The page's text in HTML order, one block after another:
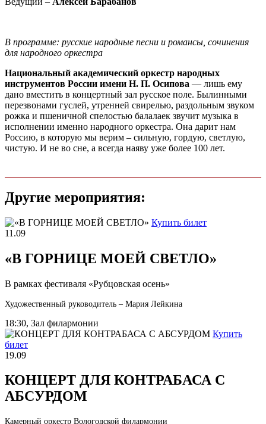
В программе: русские народные песни и романсы, сочинения
для народного оркестра
Национальный академический оркестр народных
инструментов России имени Н. П. Осипова — лишь ему
дано вместить в концертный зал русское поле. Былинными
перезвонами гуслей, утренней свирелью, раздольным звуком
рожка и пшеничной спелостью балалаек звучит музыка в
исполнении именно народного оркестра. Она дарит нам
Россию, в которую мы верим – сильную, гордую, светлую,
чистую. И не во сне, а всегда наяву уже более 100 лет.
Другие мероприятия:
Купить билет
11.09
«В ГОРНИЦЕ МОЕЙ СВЕТЛО»
В рамках фестиваля «Рубцовская осень»
Художественный руководитель – Мария Лейкина
18:30, Зал филармонии
Купить
билет
19.09
КОНЦЕРТ ДЛЯ КОНТРАБАСА С
АБСУРДОМ
Камерный оркестр Вологодской филармонии